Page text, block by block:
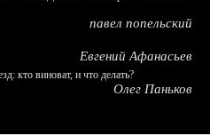
павел попельский
Евгений Афанасьев
кто виноват, и что делать?
Олег Паньков